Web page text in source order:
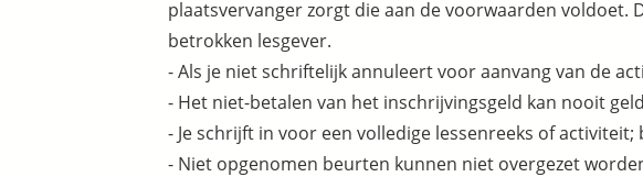
plaatsvervanger zorgt die aan de voorwaarden
betrokken lesgever.
- Als je niet schriftelijk annuleert voor aanvang van de
- Het niet-betalen van het inschrijvingsgeld kan nooit
- Je schrijft in voor een volledige lessenreeks of
- Niet opgenomen beurten kunnen niet overgezet